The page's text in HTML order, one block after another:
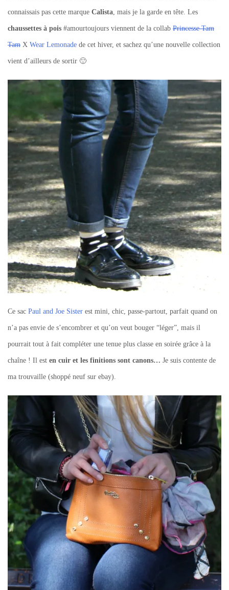
connaissais pas cette marque Calista , mais je la garde en tête. Les
chaussettes à pois #amourtoujours viennent de la collab Princesse Tam
Tam X Wear Lemonade de cet hiver, et sachez qu’une nouvelle collection
vient d’ailleurs de sortir 🙂
Ce sac Paul and Joe Sister est mini, chic, passe-partout, parfait quand on
n’a pas envie de s’encombrer et qu’on veut bouger “léger”, mais il
pourrait tout à fait compléter une tenue plus classe en soirée grâce à la
chaîne ! Il est en cuir et les finitions sont canons… Je suis contente de
ma trouvaille (shoppé neuf sur ebay).